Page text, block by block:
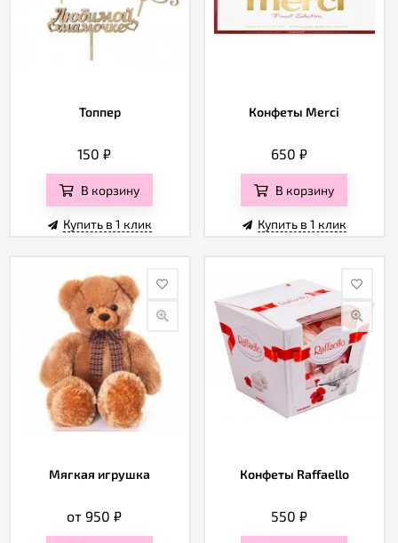
Топпер
150₽
В корзину
Купить в 1 клик
Конфеты Merci
650 ₽
В корзину
Купить в 1 клик
Мягкая игрушка
от 950₽
Конфеты Raffaello
550 ₽